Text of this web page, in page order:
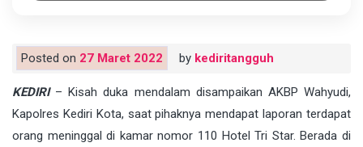
Posted on 27 Maret 2022 by kediritangguh
KEDIRI– Kisah duka mendalam disampaikan AKBP Wahyudi,
Kapolres Kediri Kota, saat pihaknya mendapat laporan terdapat
orang meninggal di kamar nomor 110 Hotel Tri Star. Berada di